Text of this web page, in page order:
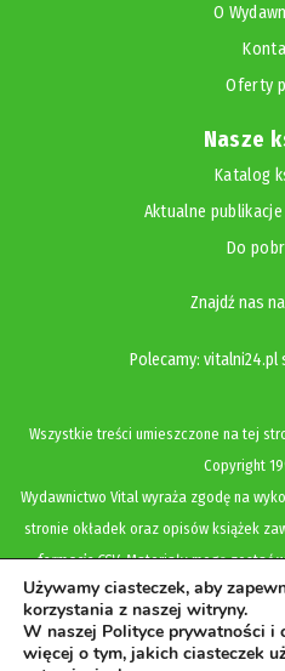
O
Oferty
Nasze
Katalog
Aktualne
Do
Znajdź nas
Polecamy: vitalni24.pl
Wszystkie treści umieszczone na tej
Copyright
Wydawnictwo Vital wyraża zgodę na
stronie okładek oraz opisów książek
formacie CSV. Materiały mogą zostać
katalogach internetowych, bibliotecznych
legalną dystrybucję książek. Usunięcie
równoznaczne jest z
Używamy ciasteczek, aby
korzystania z naszej witryny.
W naszej Polityce prywatności i
więcej o tym, jakich ciasteczek